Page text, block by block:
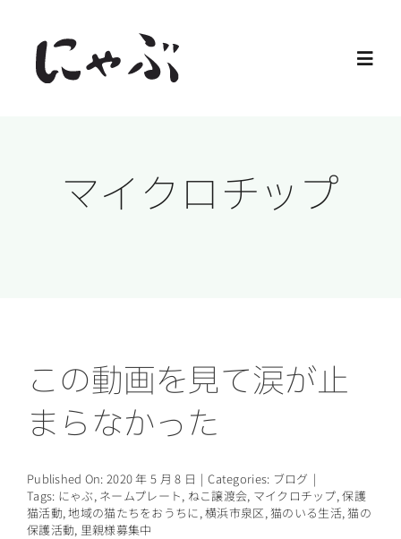
content
ご支援
情報公開
マイクロチップ
この動画を見て涙が止
まらなかった
Published On: 2020 年 5 月 8 日 | Categories: ブログ |
Tags: にゃぶ, ネームプレート, ねこ譲渡会, マイクロチップ,保護
猫活動,地域の猫たちをおうちに ,横浜市泉区,猫のいる生活,猫の
保護活動, 里親様募集中